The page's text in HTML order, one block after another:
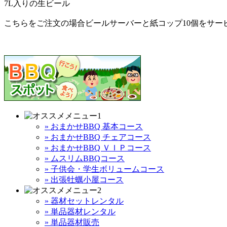
7L入りの生ビール
こちらをご注文の場合ビールサーバーと紙コップ10個をサー
» おまかせBBQ 基本コース
» おまかせBBQ チェアコース
» おまかせBBQ ＶＩＰコース
» ムスリムBBQコース
» 子供会・学生ボリュームコース
» 出張牡蠣小屋コース
» 器材セットレンタル
» 単品器材レンタル
» 単品器材販売